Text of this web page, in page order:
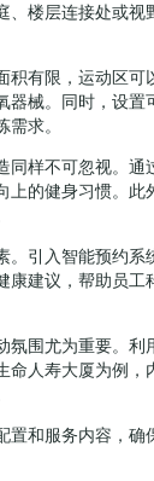
楼层连接处或
有限，运动区
械。同时，设
求。
样不可忽视。
的健身习惯。
引入智能预约系
康建议，帮助员
围尤为重要。
人寿大厦为例
和服务内容，确